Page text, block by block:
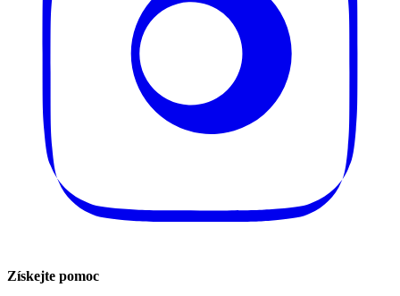
Získejte pomoc